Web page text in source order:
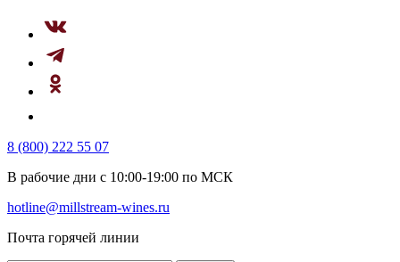
8 (800) 222 55 07
В рабочие дни с 10:00-19:00 по МСК
hotline@millstream-wines.ru
Почта горячей линии